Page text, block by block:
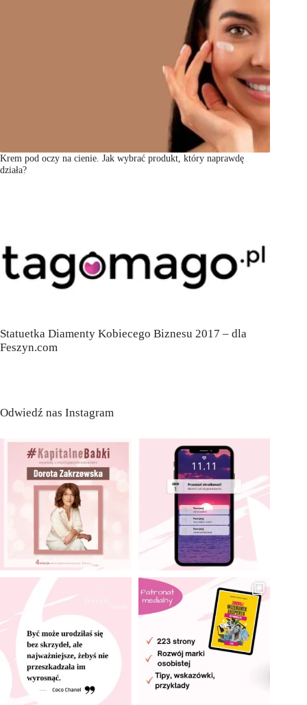
Krem pod oczy na cienie. Jak wybrać produkt, który naprawdę
działa?
Statuetka Diamenty Kobiecego Biznesu 2017 – dla
Feszyn.com
Odwiedź nas Instagram